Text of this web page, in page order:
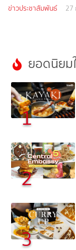
ข่าวประชาสัมพันธ์ 27
ยอดนิยม
1
2
3